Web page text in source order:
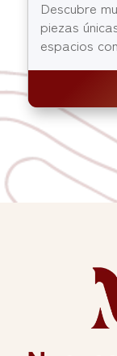
Descubre
piezas
espacios